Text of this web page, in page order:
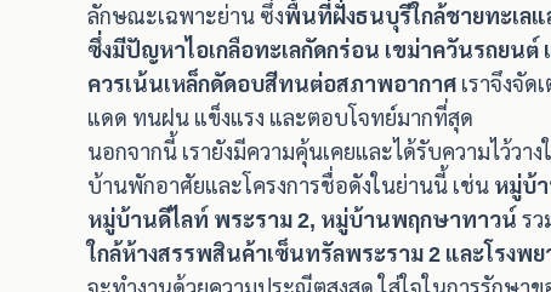
ลักษณะเฉพาะย่าน ซึ่งพื้นที่ฝั่งธนบุรีใกล้ชายทะเล
ซึ่งมีปัญหาไอเกลือทะเลกัดกร่อน เขม่าควันรถยนต์
ควรเน้นเหล็กดัดอบสีทนต่อสภาพอากาศ เราจึงจั
แดด ทนฝน แข็งแรง และตอบโจทย์มากที่สุด
นอกจากนี้ เรายังมีความคุ้นเคยและได้รับความไว้วา
บ้านพักอาศัยและโครงการชื่อดังในย่านนี้ เช่น หมู่บ้
หมู่บ้านดีไลท์ พระราม 2, หมู่บ้านพฤกษาทาวน์ ร
ใกล้ห้างสรรพสินค้าเซ็นทรัลพระราม 2 และโรงพ